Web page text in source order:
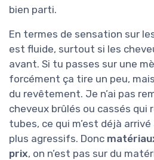
bien parti.
En termes de sensation sur
est fluide, surtout si les
avant. Si tu passes sur une
forcément ça tire un peu,
du revêtement. Je n’ai pas
cheveux brûlés ou cassés qui
tubes, ce qui m’est déjà
plus agressifs. Donc
prix, on n’est pas sur du